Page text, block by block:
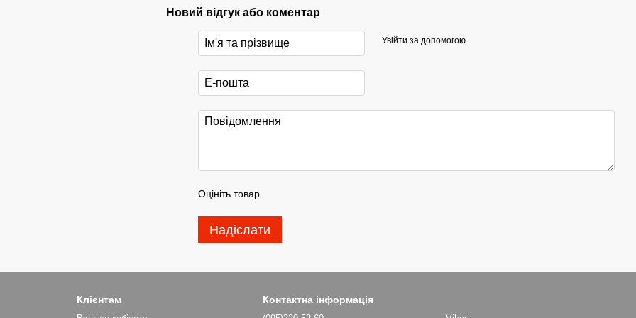
Новий відгук або коментар
Увійти за допомогою
Оцініть товар
Надіслати
Клієнтам Контактна інформація